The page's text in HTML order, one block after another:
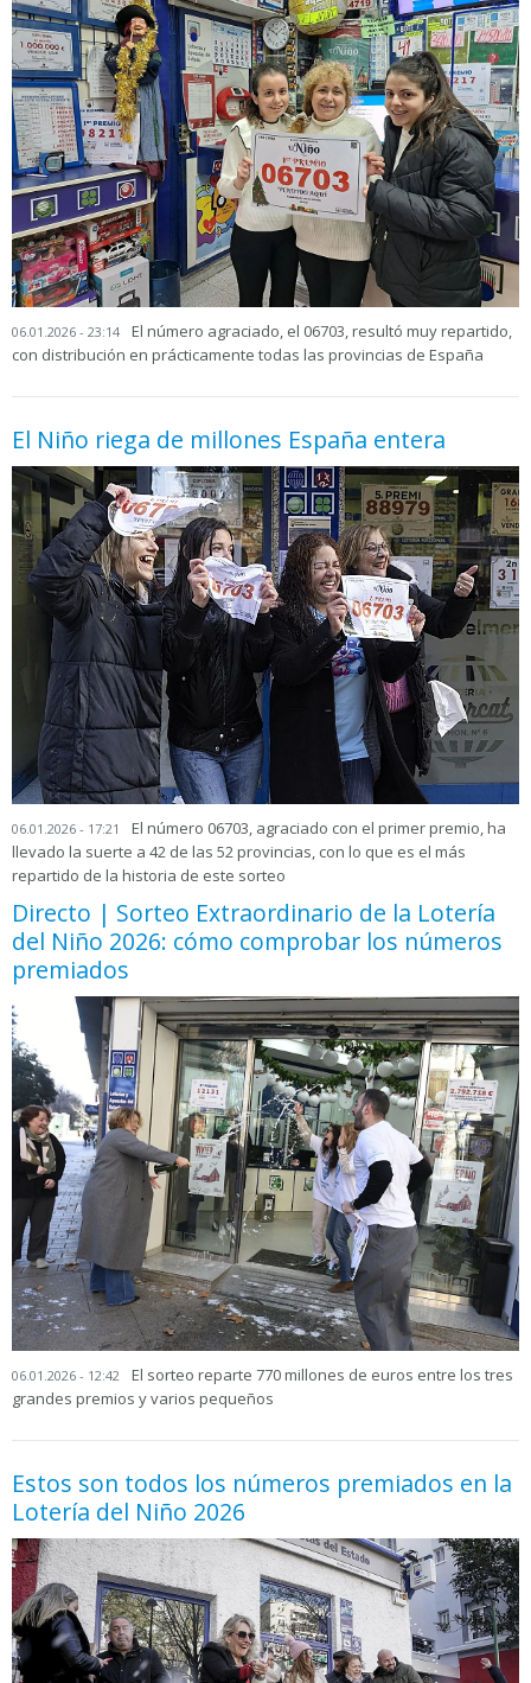
06.01.2026 - 23:14
El número agraciado, el 06703, resultó muy repartido,
con distribución en prácticamente todas las provincias de España
El Niño riega de millones España entera
06.01.2026 - 17:21
El número 06703, agraciado con el primer premio, ha
llevado la suerte a 42 de las 52 provincias, con lo que es el más
repartido de la historia de este sorteo
Directo | Sorteo Extraordinario de la Lotería
del Niño 2026: cómo comprobar los números
premiados
06.01.2026 - 12:42
El sorteo reparte 770 millones de euros entre los tres
grandes premios y varios pequeños
Estos son todos los números premiados en la
Lotería del Niño 2026